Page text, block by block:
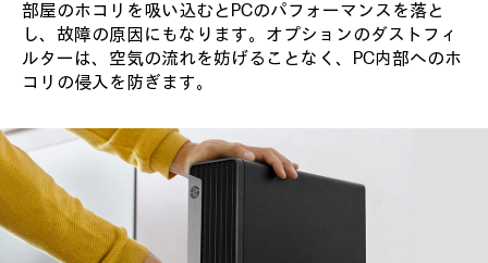
部屋のホコリを吸い込むとPCのパフォーマンスを落と
し、故障の原因にもなります。オプションのダストフィ
ルターは、空気の流れを妨げることなく、PC内部へのホ
コリの侵入を防ぎます。